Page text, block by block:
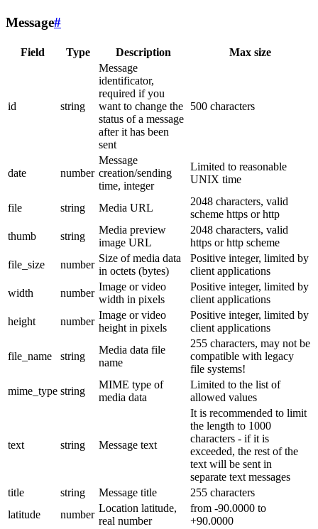
Message#
Field Type Description Max size
id string
Message
identificator,
required if you
want to change the
status of a message
after it has been
sent
500 characters
date number
Message
creation/sending
time, integer
Limited to reasonable
UNIX time
file string Media URL
2048 characters, valid
scheme https or http
thumb
string
Media preview
image URL
2048 characters, valid
https or http scheme
file_size
number
Size of media data
in octets (bytes)
Positive integer, limited by
client applications
width
number
Image or video
width in pixels
Positive integer, limited by
client applications
height
number
Image or video
height in pixels
Positive integer, limited by
client applications
file_name string
Media data file
name
255 characters, may not be
compatible with legacy
file systems!
mime_type string
MIME type of
media data
Limited to the list of
allowed values
text string Message text
It is recommended to limit
the length to 1000
characters - if it is
exceeded, the rest of the
text will be sent in
separate text messages
title
string Message title
255 characters
latitude
number
Location latitude,
real number
from -90.0000 to
+90.0000